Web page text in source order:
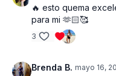
🔥 esto quema
para mi 🫶🏻🥰
3
Brenda B. mayo 16,